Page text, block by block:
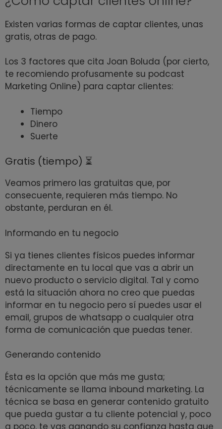
Existen varias formas de captar clientes, unas
gratis, otras de pago.
Los 3 factores que cita Joan Boluda (por cierto,
te recomiendo profusamente su podcast
Marketing Online) para captar clientes:
Tiempo
Dinero
Suerte
Gratis (tiempo) ⏳
Veamos primero las gratuitas que, por
consecuente, requieren más tiempo. No
obstante, perduran en él.
Informando en tu negocio
Si ya tienes clientes físicos puedes informar
directamente en tu local que vas a abrir un
nuevo producto o servicio digital. Tal y como
está la situación ahora no creo que puedas
informar en tu negocio pero sí puedes usar el
email, grupos de whatsapp o cualquier otra
forma de comunicación que puedas tener.
Generando contenido
Ésta es la opción que más me gusta;
técnicamente se llama inbound marketing. La
técnica se basa en generar contenido gratuito
que pueda gustar a tu cliente potencial y, poco
a poco, te vas ganando su confianza hasta que